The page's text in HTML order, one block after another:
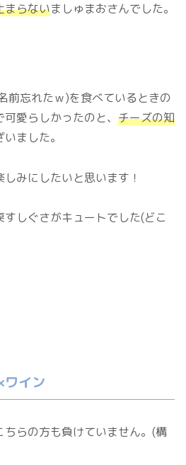
まらないましゅまおさんでした。
前忘れたｗ)を食べているときの
可愛らしかったのと、 チーズの知
ました。
みにしたいと思います！
しぐさがキュートでした(どこ
イン
ちらの方も負けていません。(構